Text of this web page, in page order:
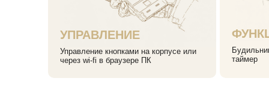
таймер
УПРАВЛЕНИЕ
Управление кнопками на корпусе или
через wi-fi в браузере ПК